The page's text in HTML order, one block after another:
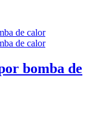
bomba de